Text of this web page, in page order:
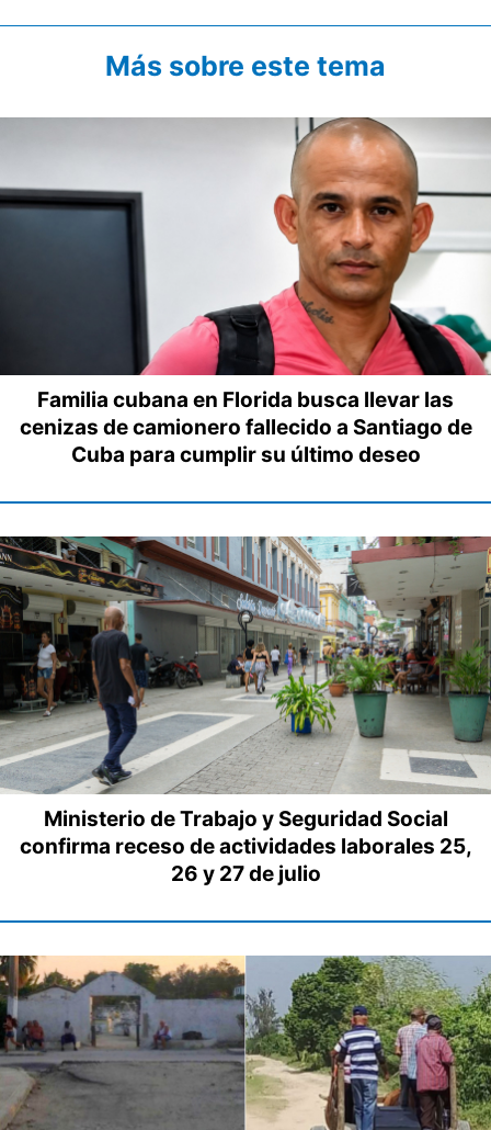
Más sobre este tema
Familia cubana en Florida busca llevar las
cenizas de camionero fallecido a Santiago de
Cuba para cumplir su último deseo
Ministerio de Trabajo y Seguridad Social
confirma receso de actividades laborales 25,
26 y 27 de julio